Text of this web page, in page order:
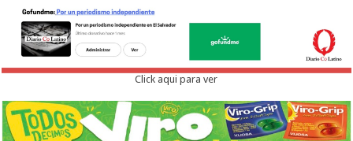
Click aqui para ver